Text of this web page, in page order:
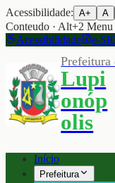
Acessibilidade: A+ A
Conteudo · Alt+2
Acessibilidade
e-
Prefeitura
Lupi
onóp
olis
Início
Prefeitura